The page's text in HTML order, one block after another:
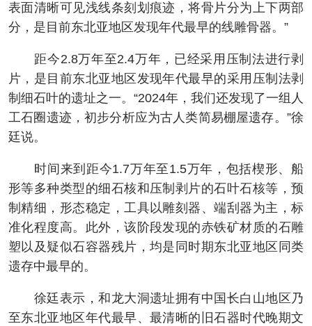
表面清晰可见浅线条刻划痕迹，将骨片分为上下两部
分，是目前东北亚地区发现年代最早的线雕骨器。”
距今2.8万年至2.4万年，已经采用压制法进行剥
片，是目前东北亚地区发现年代最早的采用压制法剥
制细石叶的遗址之一。“2024年，我们还发现了一组人
工石圈遗迹，初步分析应为古人类简易棚屋遗存。”徐
廷说。
时间来到距今1.7万年至1.5万年，包括楔形、船
形等多种类型的细石核和压制剥片的石叶石核等，预
制精细，形态稳定，工具以雕刻器、端刮器为主，标
准化程度高。此外，该阶段发现的赤铁矿材质的石雕
塑以及疑似石容器残片，均是同时期东北亚地区同类
遗存中最早的。
徐廷表示，和龙大洞遗址拥有中国长白山地区乃
至东北亚地区年代最早、最清晰的旧石器时代晚期文